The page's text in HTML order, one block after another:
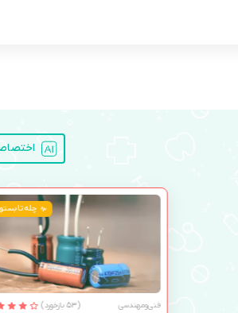
چله
فنی‌ومهندسی (53 بازخورد)